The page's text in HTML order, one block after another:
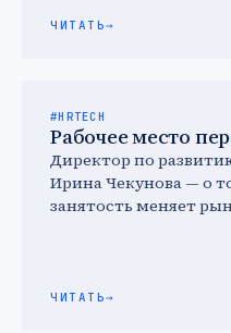
ЧИТАТЬ→
#HRTECH
Рабочее место
Директор по
Ирина Чекунова — о
занятость меняет
ЧИТАТЬ→